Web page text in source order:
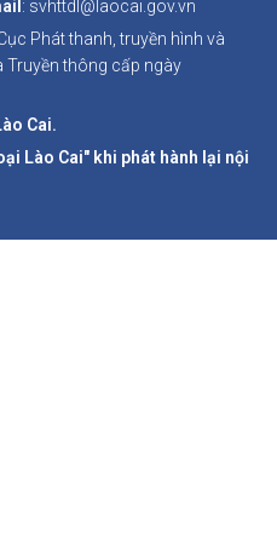
: svhttdl@laocai.gov.vn
Phát thanh, truyền hình và
Truyền thông cấp ngày
Cai.
Lào Cai" khi phát hành lại nội